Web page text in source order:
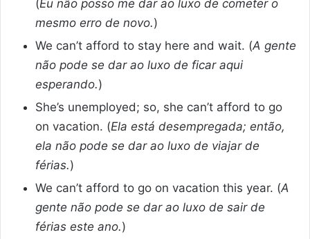
(Eu não posso me dar ao luxo de cometer o
mesmo erro de novo.)
We can’t afford to stay here and wait. (A gente
não pode se dar ao luxo de ficar aqui
esperando.)
She’s unemployed; so, she can’t afford to go
on vacation. (Ela está desempregada; então,
ela não pode se dar ao luxo de viajar de
férias.)
We can’t afford to go on vacation this year. (A
gente não pode se dar ao luxo de sair de
férias este ano.)